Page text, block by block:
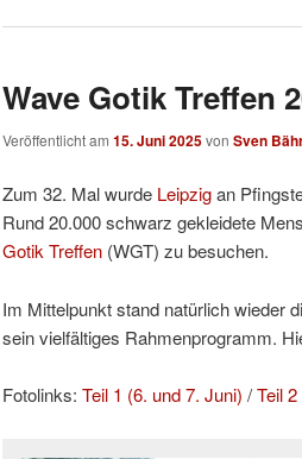
Wave Gotik Treffen
Veröffentlicht am 15. Juni 2025von Sven
Zum 32. Mal wurde Leipzigan
Rund 20.000 schwarz gekleidete
Gotik Treffen (WGT) zu besuchen.
Im Mittelpunkt stand natürlich wieder
sein vielfältiges Rahmenprogramm.
Fotolinks: Teil 1 (6. und 7. Juni) /Teil